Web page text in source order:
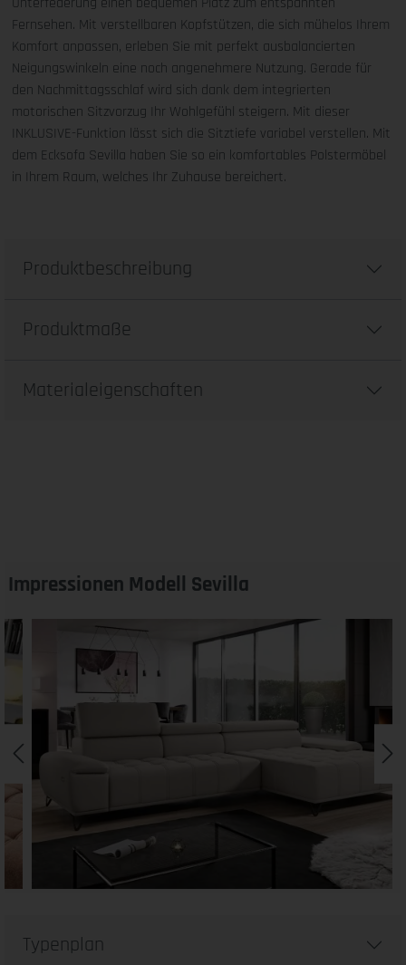
Fernsehen. Mit verstellbaren Kopfstützen, die sich mühelos Ihrem
Komfort anpassen, erleben Sie mit perfekt ausbalancierten
Neigungswinkeln eine noch angenehmere Nutzung. Gerade für
den Nachmittagsschlaf wird sich dank dem integrierten
motorischen Sitzvorzug Ihr Wohlgefühl steigern. Mit dieser
INKLUSIVE-Funktion lässt sich die Sitztiefe variabel verstellen. Mit
dem Ecksofa Sevilla haben Sie so ein komfortables Polstermöbel
in Ihrem Raum, welches Ihr Zuhause bereichert.
Produktbeschreibung
Produktmaße
Materialeigenschaften
Impressionen Modell Sevilla
Typenplan